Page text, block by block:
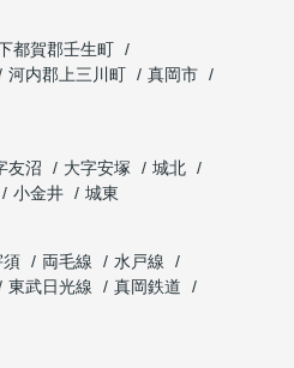
都賀郡壬生町
河内郡上三川町
真岡市
友沼 大字安塚
城北
小金井
城東
須 両毛線
水戸線
東武日光線
真岡鉄道